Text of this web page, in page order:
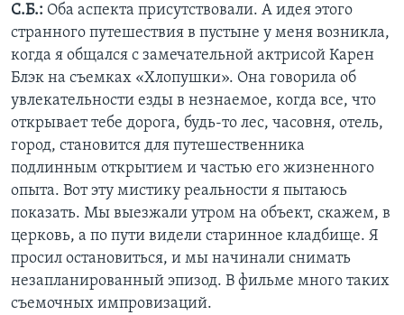
С.Б.: Оба аспекта присутствовали. А идея этого
странного путешествия в пустыне у меня возникла,
когда я общался с замечательной актрисой Карен
Блэк на съемках «Хлопушки». Она говорила об
увлекательности езды в незнаемое, когда все, что
открывает тебе дорога, будь-то лес, часовня, отель,
город, становится для путешественника
подлинным открытием и частью его жизненного
опыта. Вот эту мистику реальности я пытаюсь
показать. Мы выезжали утром на объект, скажем, в
церковь, а по пути видели старинное кладбище. Я
просил остановиться, и мы начинали снимать
незапланированный эпизод. В фильме много таких
съемочных импровизаций.